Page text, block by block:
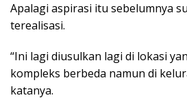
Apalagi aspirasi itu sebelumnya
terealisasi.
“Ini lagi diusulkan lagi di lokasi
kompleks berbeda namun di
katanya.